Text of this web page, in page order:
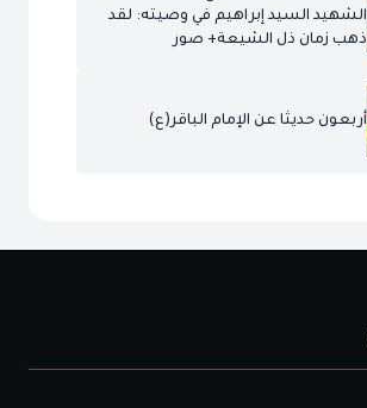
الشهيد السيد إبراهيم في وصيته: لقد
ذهب زمان ذل الشيعة+ صور
أربعون حديثا عن الإمام الباقر(ع)